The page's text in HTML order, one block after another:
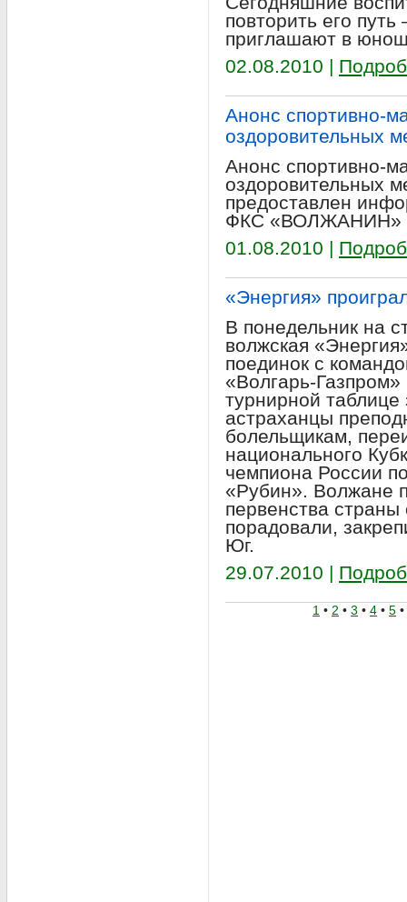
повторить его
приглашают в
02.08.2010 |
Анонс спортивно-
оздоровительных
Анонс спортивно-
оздоровительных
предоставлен
ФКС «ВОЛЖАНИН»
01.08.2010 |
«Энергия»
В понедельник на
волжская
поединок с
«Волгарь-
турнирной
астраханцы
болельщикам,
национального
чемпиона России
«Рубин». Волжане
первенства страны
порадовали,
Юг.
29.07.2010 |
1 • 2 • 3 • 4 • 5 •